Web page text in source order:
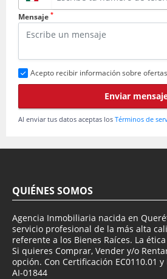
Mensaje *
Acepto recibir información sobre
Enviar
Al enviar tus datos aceptas los Términos de
QUIÉNES SOMOS
Agencia Inmobiliaria nacida en
servicio profesional de la más alta
referente a los Bienes Raíces. La
Si quieres Comprar, Vender y/o
opción. Con Certificación EC0110.01
AI-01844